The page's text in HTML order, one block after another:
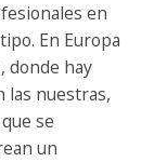
en
En Europa
donde hay
las nuestras,
se
un